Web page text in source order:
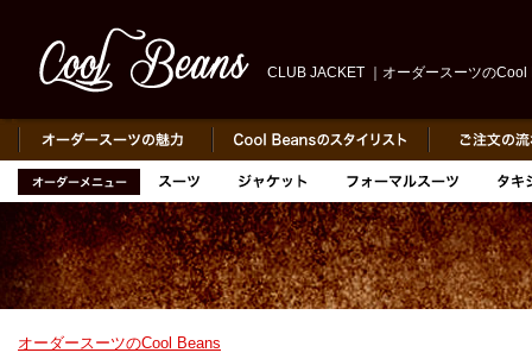
CLUB JACKET ｜オーダースーツのCool
オーダースーツのCool Beans